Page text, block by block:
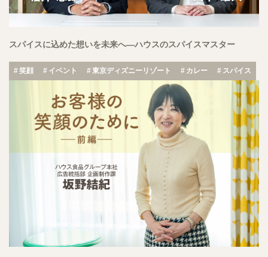
スパイスに込めた想いを未来へ―ハウスのスパイスマスター
笑顔 イベント 東京ディズニーリゾート カレー スパイス